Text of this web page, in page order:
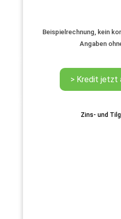
Beispielrechnung, kein
Angaben
Zins- und